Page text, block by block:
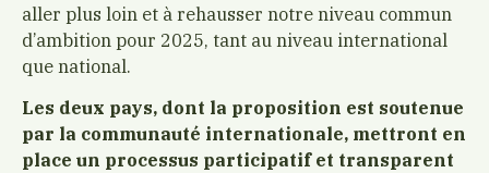
aller plus loin et à rehausser notre niveau commun
d’ambition pour 2025, tant au niveau international
que national.
Les deux pays, dont la proposition est soutenue
par la communauté internationale, mettront en
place un processus participatif et transparent